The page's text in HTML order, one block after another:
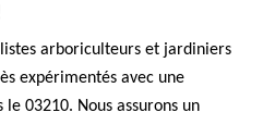
arboriculteurs et jardiniers
expérimentés avec une
03210. Nous assurons un